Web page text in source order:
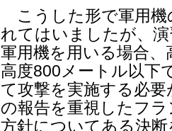
こうした形で軍用機
れてはいましたが、
軍用機を用いる場合
高度800メートル以下
て攻撃を実施する必
の報告を重視したフ
方針についてある決